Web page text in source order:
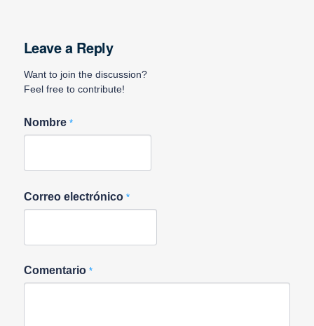
Leave a Reply
Want to join the discussion?
Feel free to contribute!
Nombre *
Correo electrónico *
Comentario *